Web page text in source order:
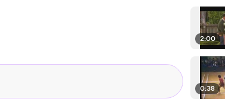
2:00
0:38